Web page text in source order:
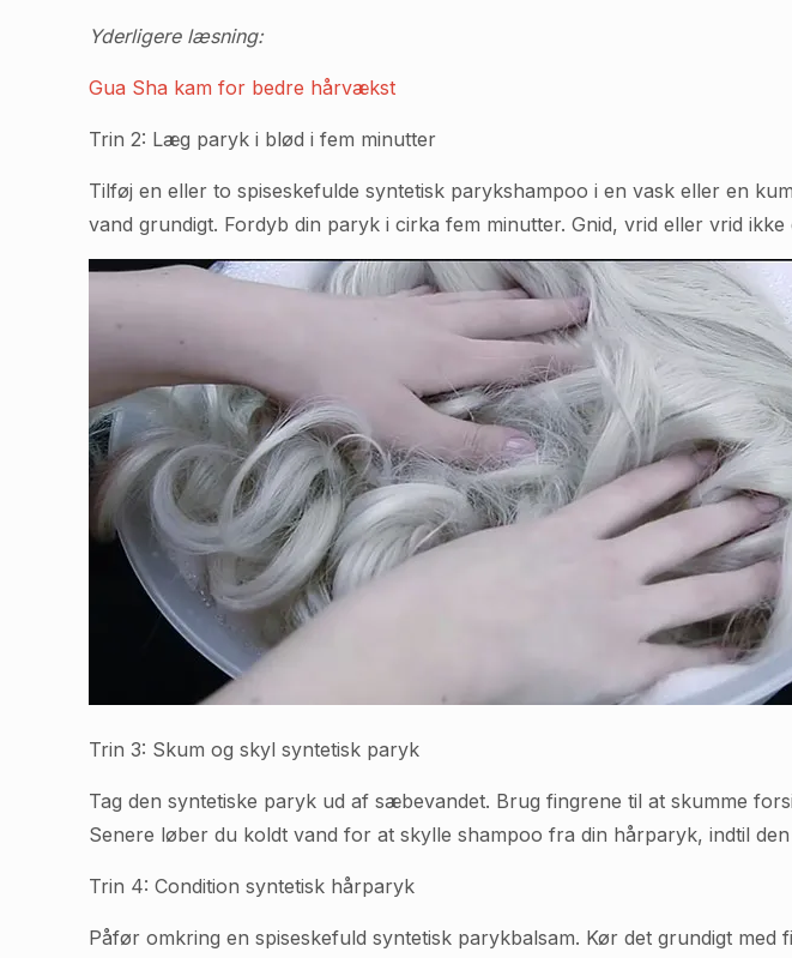
Yderligere læsning:
Gua Sha kam for bedre hårvækst
Trin 2: Læg paryk i blød i fem minutter
Tilføj en eller to spiseskefulde syntetisk parykshampoo i en vask eller en
vand grundigt. Fordyb din paryk i cirka fem minutter. Gnid, vrid eller vrid ikke
Trin 3: Skum og skyl syntetisk paryk
Tag den syntetiske paryk ud af sæbevandet. Brug fingrene til at skumme
Senere løber du koldt vand for at skylle shampoo fra din hårparyk, indtil
Trin 4: Condition syntetisk hårparyk
Påfør omkring en spiseskefuld syntetisk parykbalsam. Kør det grundigt